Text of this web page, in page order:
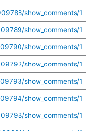
show_comments/1
show_comments/1
show_comments/1
show_comments/1
show_comments/1
show_comments/1
show_comments/1